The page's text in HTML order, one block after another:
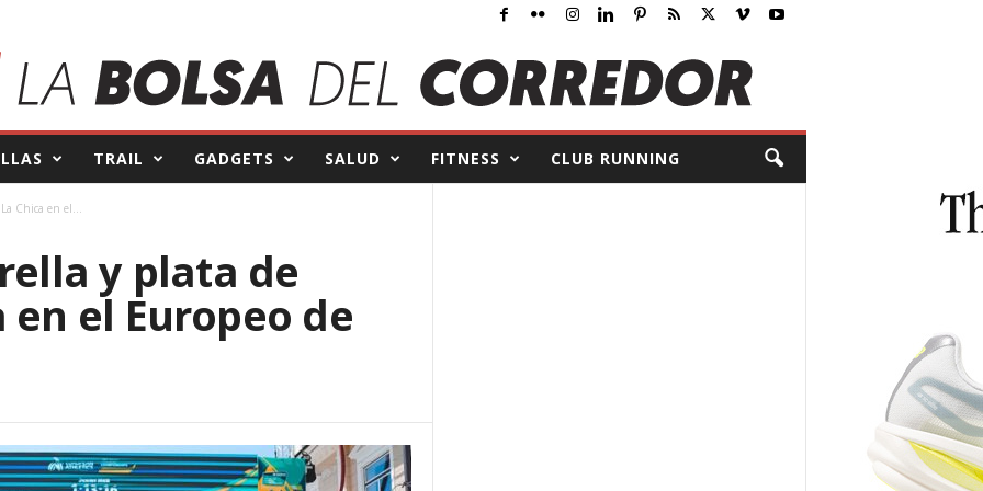
TRAIL GADGETS SALUD FITNESS CLUB RUNNING
Chica en el...
y plata de
en el Europeo de